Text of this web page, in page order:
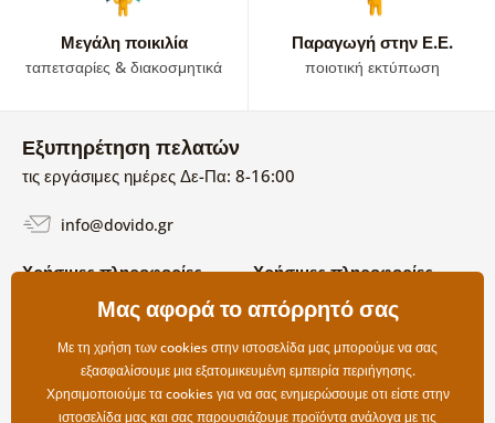
Μεγάλη ποικιλία
ταπετσαρίες & διακοσμητικά
Παραγωγή στην Ε.Ε.
ποιοτική εκτύπωση
Εξυπηρέτηση πελατών
τις εργάσιμες ημέρες Δε-Πα: 8-16:00
info@dovido.gr
Χρήσιμες πληροφορίες
Όροι χρήσης και επιστροφών
Επιλογές αποστολής και
πληρωμής
Επιστροφές
Χρήσιμες πληροφορίες
Σχετικά με εμάς
Συχνές Ερωτήσεις
Επικοινωνία
Μας αφορά το απόρρητό σας
Με τη χρήση των cookies στην ιστοσελίδα μας μπορούμε να σας
εξασφαλίσουμε μια εξατομικευμένη εμπειρία περιήγησης.
Χρησιμοποιούμε τα cookies για να σας ενημερώσουμε οτι είστε στην
ιστοσελίδα μας και σας παρουσιάζουμε προϊόντα ανάλογα με τις